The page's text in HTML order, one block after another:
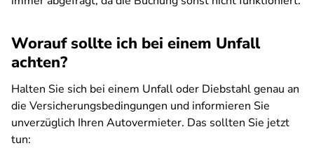
Worauf sollte ich bei einem Unfall
achten?
Halten Sie sich bei einem Unfall oder Diebstahl genau an
die Versicherungsbedingungen und informieren Sie
unverzüglich Ihren Autovermieter. Das sollten Sie jetzt
tun: